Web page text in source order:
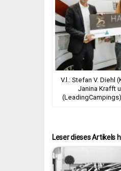
V.l.: Stefan V. Diehl
Janina Krafft
Leser dieses Artikels